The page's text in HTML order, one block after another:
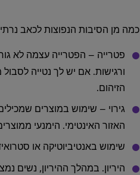
כמה מן הסיבות הנפוצות לכאב
פטרייה – הפטרייה עצמה לא
ורגישות. אם יש לך נטייה
הזיהום.
גירוי – שימוש במוצרים
האזור האינטימי. הימנעי
שימוש באנטיביוטיקה או
היריון. במהלך ההיריון, נשים